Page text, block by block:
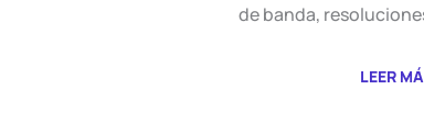
de banda,
LEER